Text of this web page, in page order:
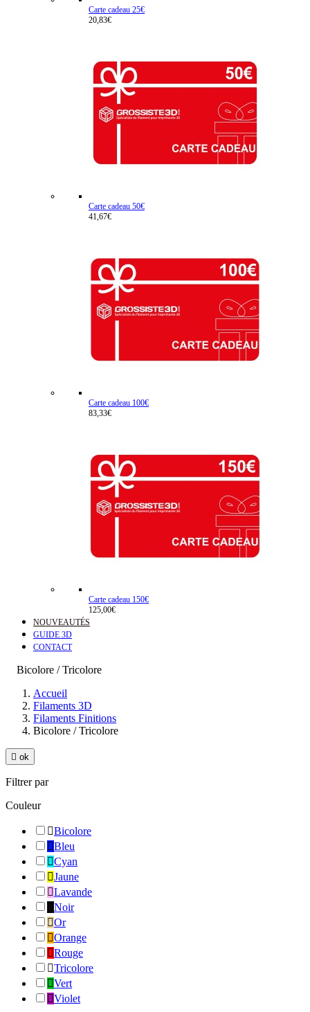
Carte cadeau 25€
20,83€
Carte cadeau 50€
41,67€
Carte cadeau 100€
83,33€
Carte cadeau 150€
125,00€
NOUVEAUTÉS
GUIDE 3D
CONTACT
Bicolore / Tricolore
Accueil
Filaments 3D
Filaments Finitions
Bicolore / Tricolore
 ok
Filtrer par
Couleur
Bicolore
Bleu
Cyan
Jaune
Lavande
Noir
Or
Orange
Rouge
Tricolore
Vert
Violet